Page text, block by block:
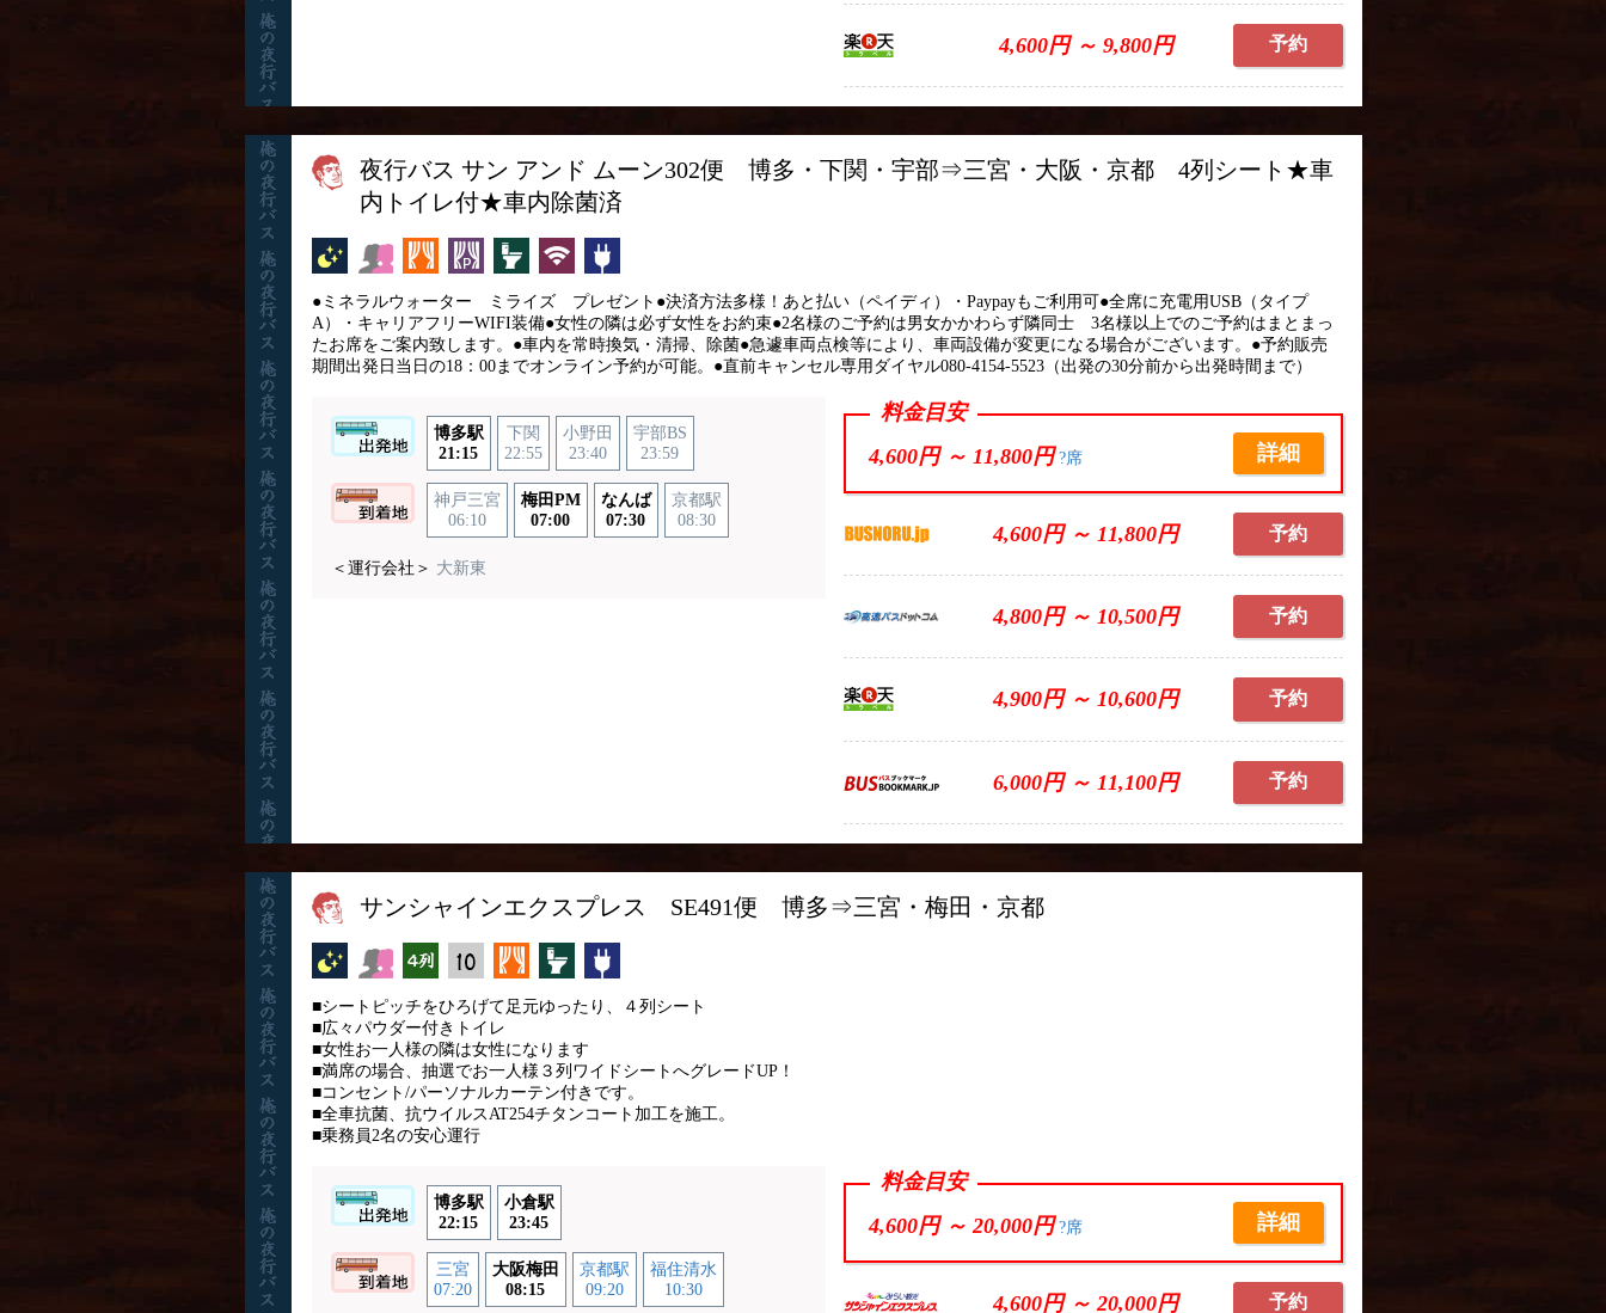
4,600円 ～ 9,800円 予約
夜行バス サン アンド ムーン302便 博多・下関・宇部⇒三宮・大阪・京都 4列シート★車
内トイレ付★車内除菌済
夜行バス女性安心カーテンパーソナルカーテン
トイレ付無線LAN
●ミネラルウォーター ミライズ プレゼント●決済方法多様！あと払い（ペイディ）・Paypayもご利用可●全席に充電用USB（タイプ
A）・キャリアフリーWIFI装備●女性の隣は必ず女性をお約束●2名様のご予約は男女かかわらず隣同士 3名様以上でのご予約はまとまっ
たお席をご案内致します。●車内を常時換気・清掃、除菌●急遽車両点検等により、車両設備が変更になる場合がございます。●予約販売
期間出発日当日の18：00までオンライン予約が可能。●直前キャンセル専用ダイヤル080-4154-5523（出発の30分前から出発時間まで）
博多駅
21:15
下関
22:55
小野田
23:40
宇部BS
23:59
神戸三宮
06:10
梅田PM
07:00
なんば
07:30
京都駅
08:30
＜運行会社＞ 大新東
料金目安
4,600円 ～ 11,800円?席 詳細
4,600円 ～ 11,800円 予約
4,800円 ～ 10,500円 予約
4,900円 ～ 10,600円 予約
6,000円 ～ 11,100円 予約
サンシャインエクスプレス SE491便 博多⇒三宮・梅田・京都
夜行バス女性安心横4列 縦10列 カーテントイレ付
■シートピッチをひろげて足元ゆったり、４列シート
■広々パウダー付きトイレ
■女性お一人様の隣は女性になります
■満席の場合、抽選でお一人様３列ワイドシートへグレードUP！
■コンセント/パーソナルカーテン付きです。
■全車抗菌、抗ウイルスAT254チタンコート加工を施工。
■乗務員2名の安心運行
博多駅
22:15
小倉駅
23:45
三宮
07:20
大阪梅田
08:15
京都駅
09:20
福住清水
10:30
料金目安
4,600円 ～ 20,000円?席 詳細
4,600円 ～ 20,000円 予約